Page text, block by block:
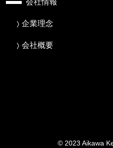
会社情報
企業理念
会社概要
© 2023 Aikawa